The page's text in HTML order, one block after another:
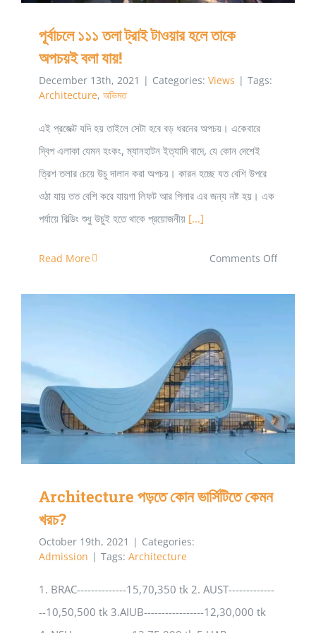
পূর্বাচলে ১১১ তলা ট্রাই টাওয়ার হলে তাকে
অপচয়ই বলা যায়!
December 13th, 2021 | Categories: Views | Tags:
Architecture, অভিমত
এই প্রজেক্ট যদি হয় তাইলে সেটা হবে বড় ধরনের অপচয়। একেবারে
দ্বিপ এলাকা যেমন হংকং, ম্যানহাটন ইত্যাদি বাদে, যে কোন দেশেই
ত্রিশ তলার চেয়ে উচু দালান করা অপচয়। কারন হচ্ছে যত বেশি উপরে
ওঠা যায় তত বেশি করে যায়গা লিফট আর পিলার এর জন্য নষ্ট হয়। এক
পর্যায়ে বিল্ডিং শুধু উচুই হতে থাকে প্রয়োজনীয় [...]
Read More Comments Offon
তাকে
অপচয়ই
বলা
Architecture পড়তে কোন ভার্সিটিতে কেমন খরচ?
Architecture পড়তে কোন ভার্সিটিতে কেমন
খরচ?
October 19th, 2021 | Categories:
Admission | Tags: Architecture
1. BRAC--------------15,70,350 tk 2. AUST-------------
--10,50,500 tk 3.AIUB-----------------12,30,000 tk